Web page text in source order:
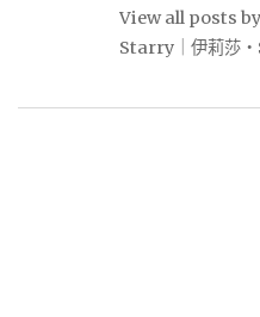
View all posts
Starry｜伊莉莎